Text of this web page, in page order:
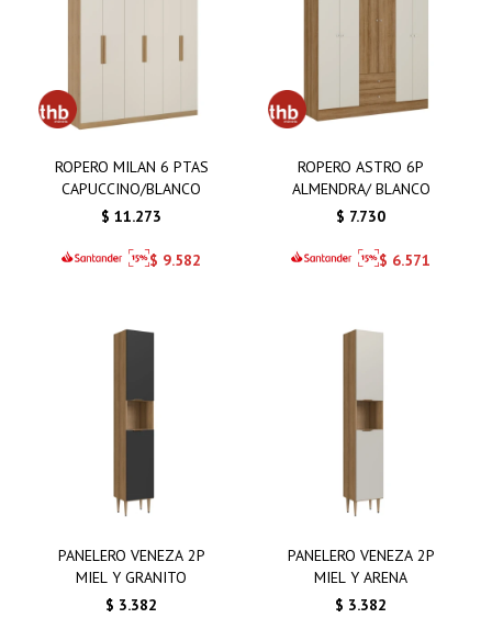
ROPERO MILAN 6 PTAS
CAPUCCINO/BLANCO
$ 11.273
$ 9.582
ROPERO ASTRO 6P
ALMENDRA/ BLANCO
$ 7.730
$ 6.571
PANELERO VENEZA 2P
MIEL Y GRANITO
$ 3.382
PANELERO VENEZA 2P
MIEL Y ARENA
$ 3.382